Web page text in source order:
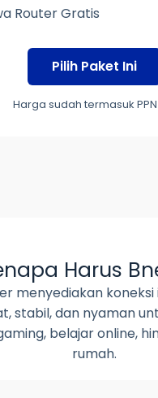
Router Gratis
Pilih Paket Ini
Harga sudah termasuk PPN
Harus
menyediakan
stabil, dan nyaman
belajar online,
rumah.